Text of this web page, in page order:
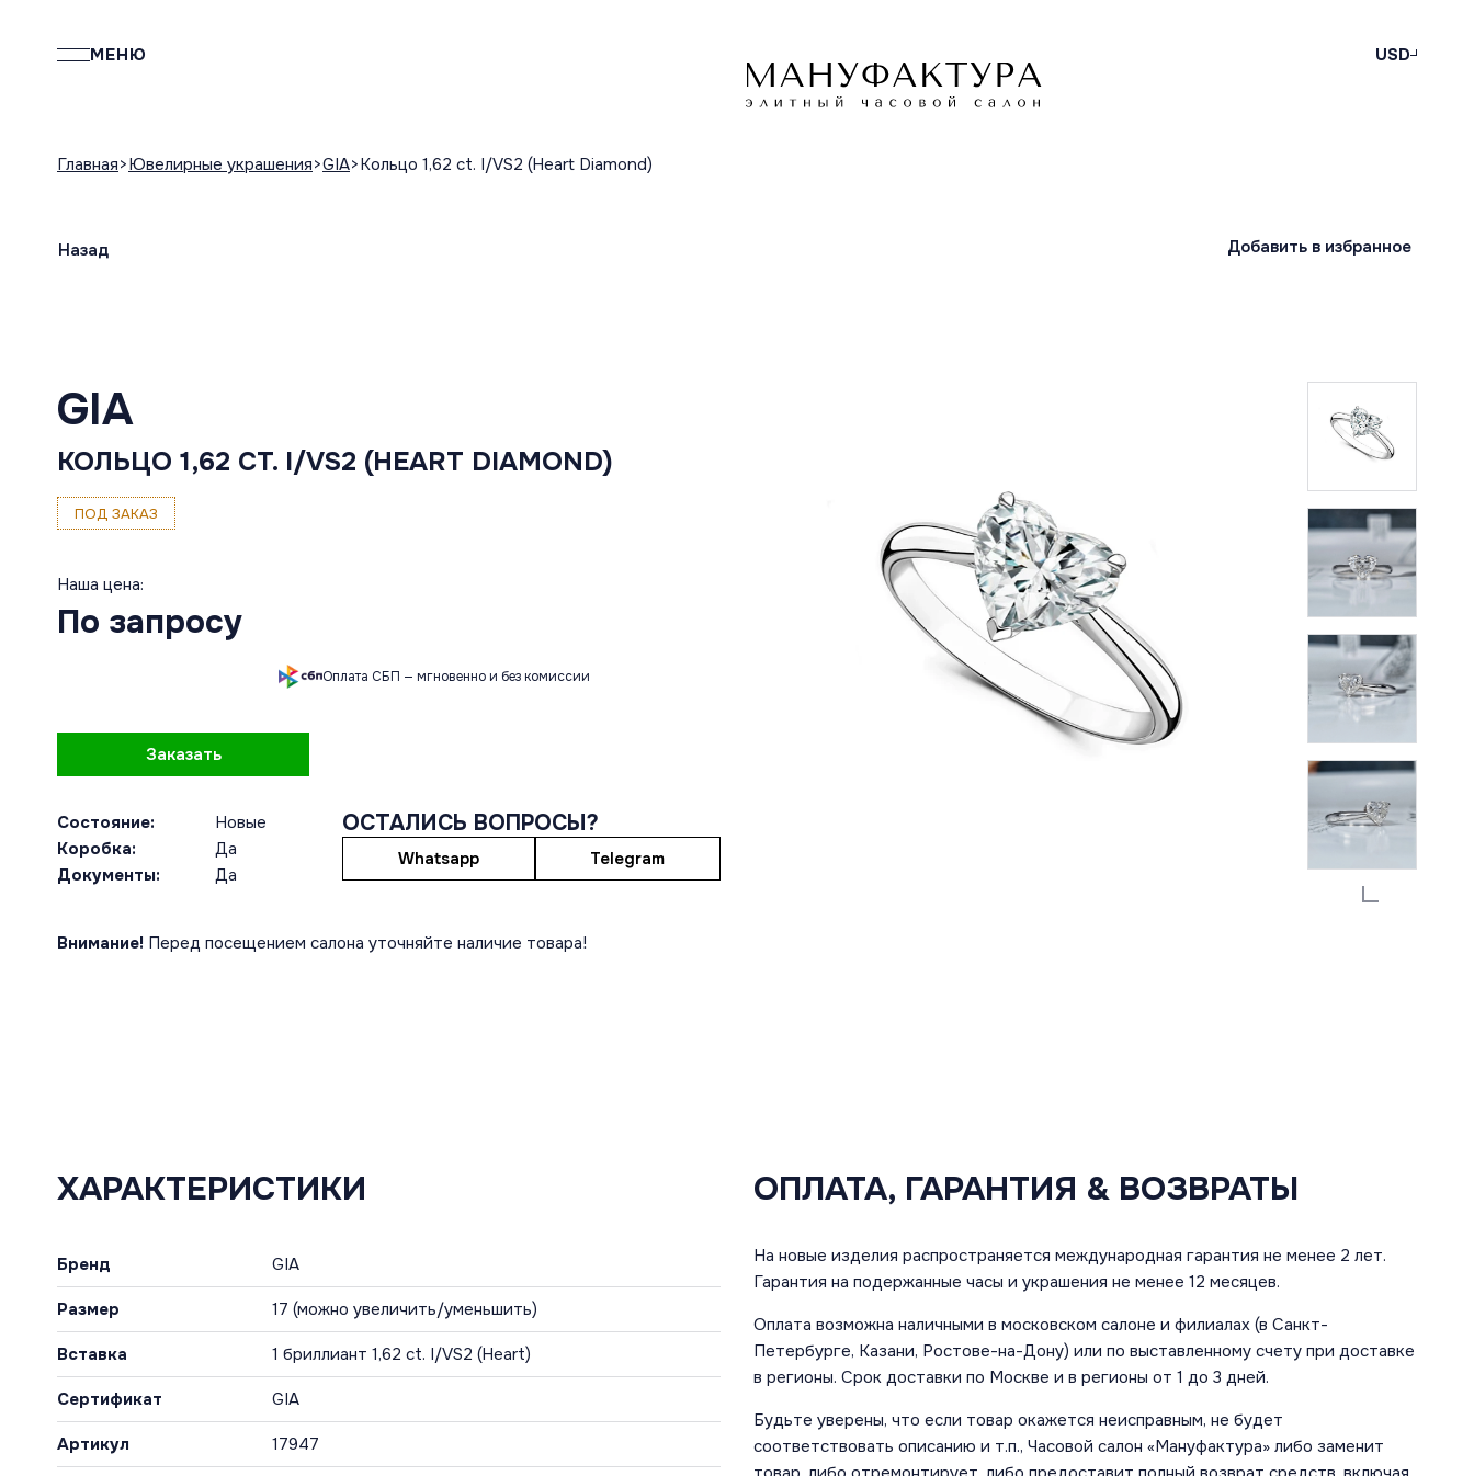
МЕНЮ USD
Главная Ювелирные украшения GIA Кольцо 1,62 ct. I/VS2 (Heart Diamond)
Назад Добавить в избранное
GIA
КОЛЬЦО 1,62 CT. I/VS2 (HEART DIAMOND)
ПОД ЗАКАЗ
Наша цена:
По запросу
Оплата СБП — мгновенно и без комиссии
Заказать
Состояние:
Новые
Коробка:
Да
Документы:
Да
ОСТАЛИСЬ ВОПРОСЫ?
Whatsapp Telegram
Внимание! Перед посещением салона уточняйте наличие товара!
ХАРАКТЕРИСТИКИ
Бренд GIA
Размер 17 (можно увеличить/уменьшить)
Вставка 1 бриллиант 1,62 ct. I/VS2 (Heart)
Сертификат GIA
Артикул 17947
ОПЛАТА, ГАРАНТИЯ & ВОЗВРАТЫ
На новые изделия распространяется международная гарантия не менее 2 лет.
Гарантия на подержанные часы и украшения не менее 12 месяцев.
Оплата возможна наличными в московском салоне и филиалах (в Санкт-
Петербурге, Казани, Ростове-на-Дону) или по выставленному счету при доставке
в регионы. Срок доставки по Москве и в регионы от 1 до 3 дней.
Будьте уверены, что если товар окажется неисправным, не будет
соответствовать описанию и т.п., Часовой салон «Мануфактура» либо заменит